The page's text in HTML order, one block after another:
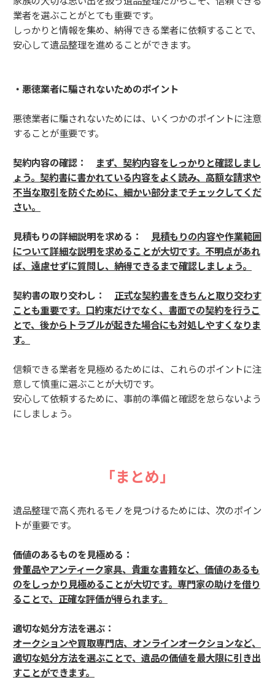
業者を選ぶことがとても重要です。
しっかりと情報を集め、納得できる業者に依頼することで、
安心して遺品整理を進めることができます。
・悪徳業者に騙されないためのポイント
悪徳業者に騙されないためには、いくつかのポイントに注意
することが重要です。
契約内容の確認： まず、契約内容をしっかりと確認しまし
ょう。契約書に書かれている内容をよく読み、高額な請求や
不当な取引を防ぐために、細かい部分までチェックしてくだ
さい。
見積もりの詳細説明を求める：
見積もりの内容や作業範囲
について詳細な説明を求めることが大切です。不明点があれ
ば、遠慮せずに質問し、納得できるまで確認しましょう。
契約書の取り交わし： 正式な契約書をきちんと取り交わす
ことも重要です。口約束だけでなく、書面での契約を行うこ
とで、後からトラブルが起きた場合にも対処しやすくなりま
す。
信頼できる業者を見極めるためには、これらのポイントに注
意して慎重に選ぶことが大切です。
安心して依頼するために、事前の準備と確認を怠らないよう
にしましょう。
「まとめ」
遺品整理で高く売れるモノを見つけるためには、次のポイン
トが重要です。
価値のあるものを見極める：
骨董品やアンティーク家具、貴重な書籍など、価値のあるも
のをしっかり見極めることが大切です。専門家の助けを借り
ることで、正確な評価が得られます。
適切な処分方法を選ぶ：
オークションや買取専門店、オンラインオークションなど、
適切な処分方法を選ぶことで、遺品の価値を最大限に引き出
すことができます。